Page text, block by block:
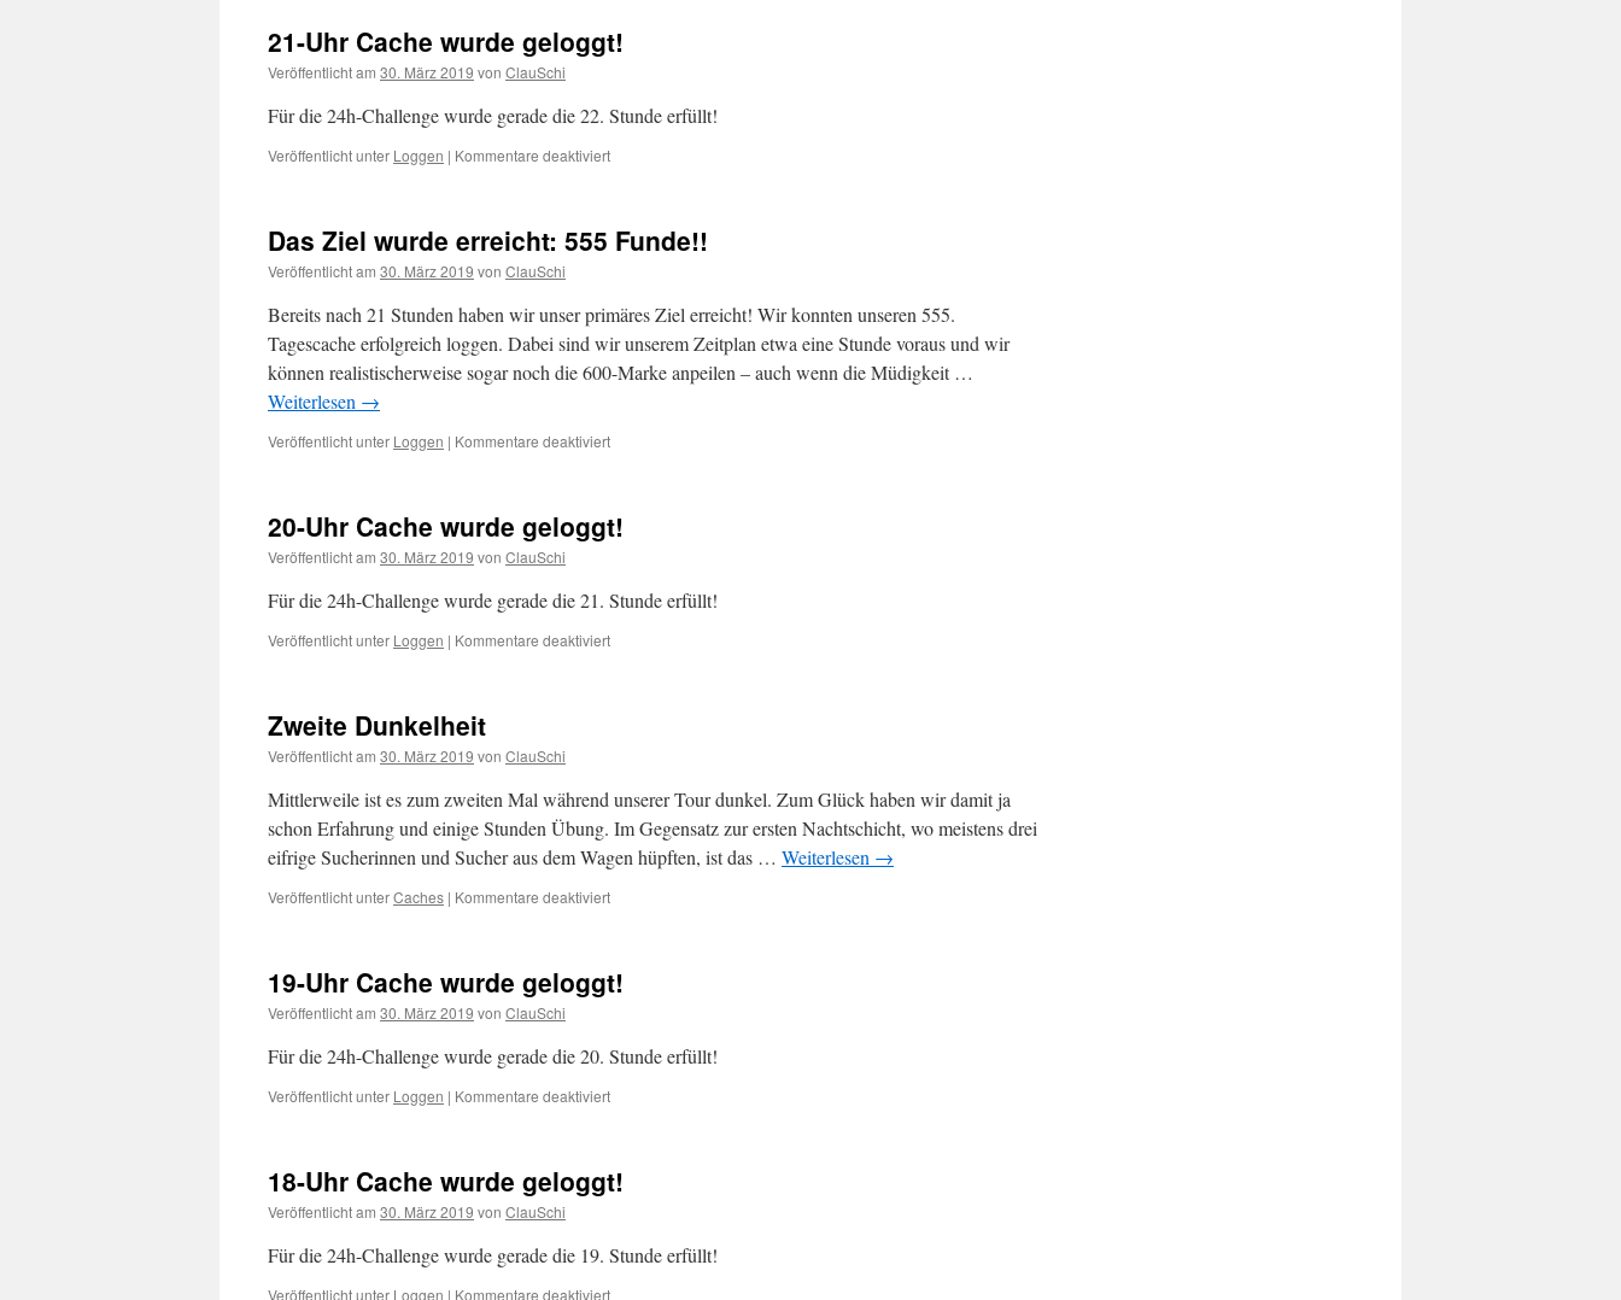
wurde
21-Uhr Cache wurde geloggt!
Veröffentlicht am 30. März 2019 von ClauSchi
Für die 24h-Challenge wurde gerade die 22. Stunde erfüllt!
Veröffentlicht unter Loggen | Kommentare deaktiviertfür
wurde
Das Ziel wurde erreicht: 555 Funde!!
Veröffentlicht am 30. März 2019 von ClauSchi
Bereits nach 21 Stunden haben wir unser primäres Ziel erreicht! Wir konnten unseren 555.
Tagescache erfolgreich loggen. Dabei sind wir unserem Zeitplan etwa eine Stunde voraus und wir
können realistischerweise sogar noch die 600-Marke anpeilen – auch wenn die Müdigkeit …
Weiterlesen →
Veröffentlicht unter Loggen | Kommentare deaktiviertfür
erreicht:
20-Uhr Cache wurde geloggt!
Veröffentlicht am 30. März 2019 von ClauSchi
Für die 24h-Challenge wurde gerade die 21. Stunde erfüllt!
Veröffentlicht unter Loggen | Kommentare deaktiviertfür
Zweite Dunkelheit
Veröffentlicht am 30. März 2019 von ClauSchi
Mittlerweile ist es zum zweiten Mal während unserer Tour dunkel. Zum Glück haben wir damit ja
schon Erfahrung und einige Stunden Übung. Im Gegensatz zur ersten Nachtschicht, wo meistens drei
eifrige Sucherinnen und Sucher aus dem Wagen hüpften, ist das … Weiterlesen →
Veröffentlicht unterCaches | Kommentare deaktiviertfür
19-Uhr Cache wurde geloggt!
Veröffentlicht am 30. März 2019 von ClauSchi
Für die 24h-Challenge wurde gerade die 20. Stunde erfüllt!
Veröffentlicht unter Loggen | Kommentare deaktiviertfür
wurde
18-Uhr Cache wurde geloggt!
Veröffentlicht am 30. März 2019 von ClauSchi
Für die 24h-Challenge wurde gerade die 19. Stunde erfüllt!
Veröffentlicht unter Loggen | Kommentare deaktiviertfür